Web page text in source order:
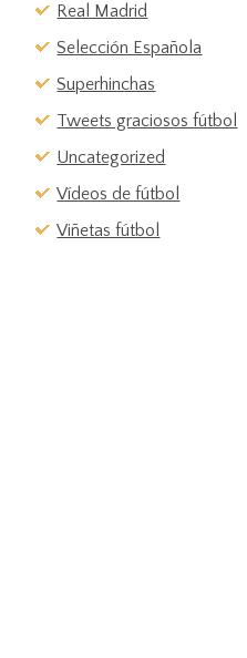
Real Madrid
Selección Española
Superhinchas
Tweets graciosos fútbol
Uncategorized
Vídeos de fútbol
Viñetas fútbol